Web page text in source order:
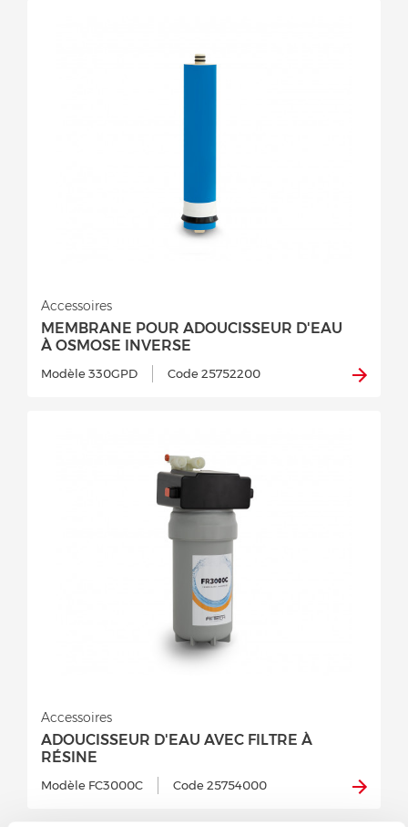
MEMBRANE POUR ADOUCISSEUR D'EAU
À OSMOSE INVERSE
Accessoires
Modèle 330GPD Code 25752200
ADOUCISSEUR D'EAU AVEC FILTRE À
RÉSINE
Accessoires
Modèle FC3000C Code 25754000